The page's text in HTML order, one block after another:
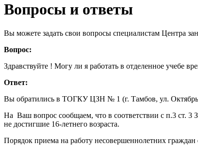
Вопросы и ответы
Вы можете задать свои вопросы специалистам Центра
Вопрос:
Здравствуйте ! Могу ли я работать в отделенное учебе
Ответ:
Вы обратились в ТОГКУ ЦЗН № 1 (г. Тамбов, ул.
На Ваш вопрос сообщаем, что в соответствии с п.3 ст. 3
не достигшие 16-летнего возраста.
Порядок приема на работу несовершеннолетних